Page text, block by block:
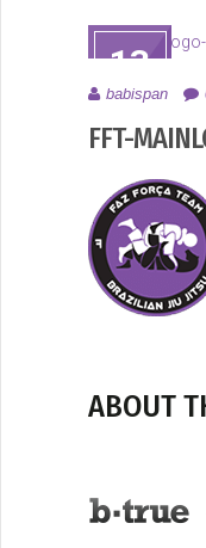
13
ΑΥΓ
babispan
FFT-
ABOUT